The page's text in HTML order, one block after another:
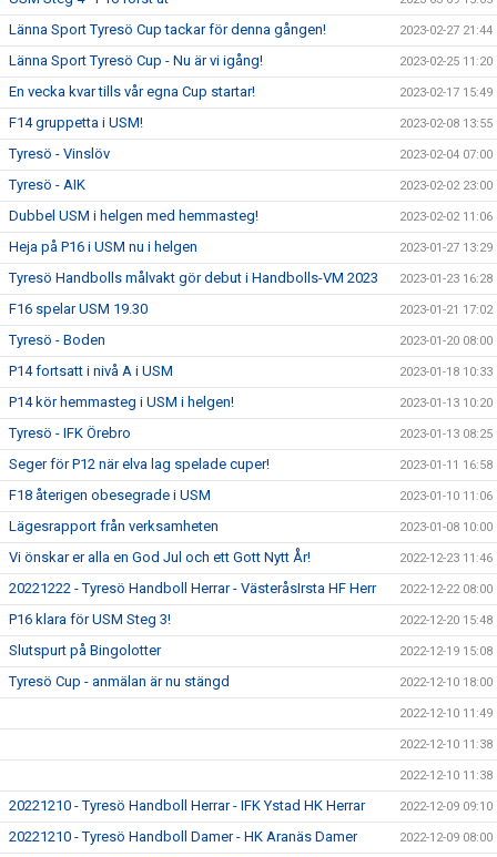
Länna Sport Tyresö Cup tackar för denna gången! 2023-02-27 21:44
Länna Sport Tyresö Cup - Nu är vi igång! 2023-02-25 11:20
En vecka kvar tills vår egna Cup startar! 2023-02-17 15:49
F14 gruppetta i USM! 2023-02-08 13:55
Tyresö - Vinslöv 2023-02-04 07:00
Tyresö - AIK 2023-02-02 23:00
Dubbel USM i helgen med hemmasteg! 2023-02-02 11:06
Heja på P16 i USM nu i helgen 2023-01-27 13:29
Tyresö Handbolls målvakt gör debut i Handbolls-VM 2023 2023-01-23 16:28
F16 spelar USM 19.30 2023-01-21 17:02
Tyresö - Boden 2023-01-20 08:00
P14 fortsatt i nivå A i USM 2023-01-18 10:33
P14 kör hemmasteg i USM i helgen! 2023-01-13 10:20
Tyresö - IFK Örebro 2023-01-13 08:25
Seger för P12 när elva lag spelade cuper! 2023-01-11 16:58
F18 återigen obesegrade i USM 2023-01-10 11:06
Lägesrapport från verksamheten 2023-01-08 10:00
Vi önskar er alla en God Jul och ett Gott Nytt År! 2022-12-23 11:46
20221222 - Tyresö Handboll Herrar - VästeråsIrsta HF Herr 2022-12-22 08:00
P16 klara för USM Steg 3! 2022-12-20 15:48
Slutspurt på Bingolotter 2022-12-19 15:08
Tyresö Cup - anmälan är nu stängd 2022-12-10 18:00
2022-12-10 11:49
2022-12-10 11:38
2022-12-10 11:38
20221210 - Tyresö Handboll Herrar - IFK Ystad HK Herrar 2022-12-09 09:10
20221210 - Tyresö Handboll Damer - HK Aranäs Damer 2022-12-09 08:00